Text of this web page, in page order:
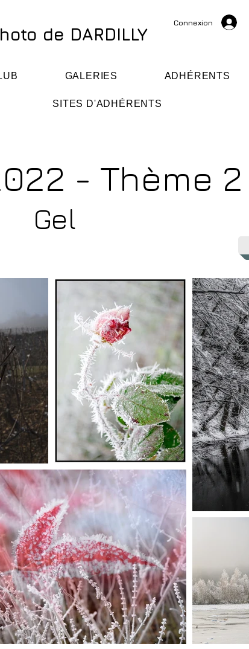
de DARDILLY
Connexion
GALERIES ADHÉRENTS
SITES D'ADHÉRENTS
- Thème 2
Gel